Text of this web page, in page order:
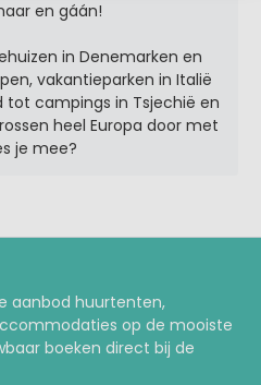
en gáán!
in Denemarken en
vakantieparken in Italië
tot campings in Tsjechië en
heel Europa door met
je mee?
aanbod huurtenten,
op de mooiste
boeken direct bij de